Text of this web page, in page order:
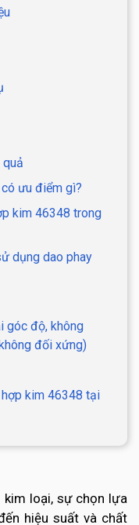
ưu điểm gì?
kim 46348 trong
dụng dao phay
góc độ, không
đối xứng)
hợp kim 46348 tại
kim loại, sự chọn lựa
hiệu suất và chất